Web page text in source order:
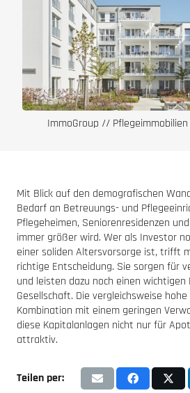
ImmoGroup //
Mit Blick auf den demografischen
Bedarf an Betreuungs- und
Pflegeheimen, Seniorenresidenzen
immer größer wird. Wer als Investor
einer soliden Altersvorsorge ist, trifft
richtige Entscheidung. Sie sorgen für
und leisten dazu noch einen
Gesellschaft. Die vergleichsweise
Kombination mit einem geringen
diese Kapitalanlagen nicht nur für
attraktiv.
Teilen per: